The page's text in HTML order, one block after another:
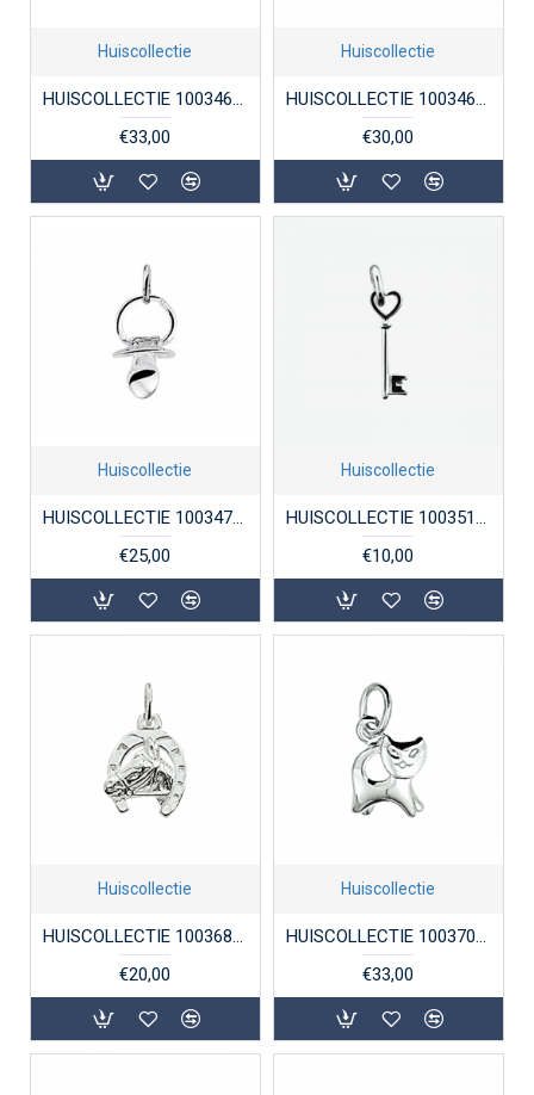
Huiscollectie
HUISCOLLECTIE 1003462 ZILVEREN BEDEL KLOMPJES
€33,00
Huiscollectie
HUISCOLLECTIE 1003464 ZILVEREN HANGER MOLEN
€30,00
Huiscollectie
HUISCOLLECTIE 1003473 ZILVEREN BEDEL SPEENTJE
€25,00
Huiscollectie
HUISCOLLECTIE 1003518 ZILVEREN HANGER SLEUTEL
€10,00
Huiscollectie
HUISCOLLECTIE 1003685 ZILVEREN BEDEL PAARD EN HOEFIJZER
€20,00
Huiscollectie
HUISCOLLECTIE 1003704 ZILVEREN HANGER POES
€33,00